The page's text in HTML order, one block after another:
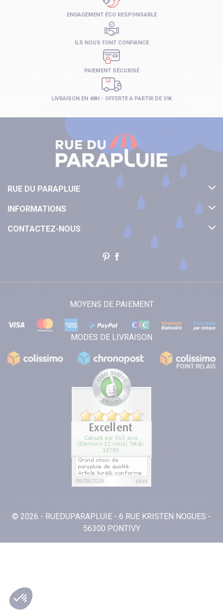
LIVRAISON EN 48H - OFFERTE À PARTIR DE 39€
PAIEMENT SÉCURISÉ
ENGAGEMENT ÉCO RESPONSABLE
ILS NOUS FONT CONFIANCE
RUE DU PARAPLUIE
INFORMATIONS
CONTACTEZ-NOUS
MOYENS DE PAIEMENT
MODES DE LIVRAISON
© 2026 - RUEDUPARAPLUIE - 6 RUE KRISTEN NOGUES -
56300 PONTIVY